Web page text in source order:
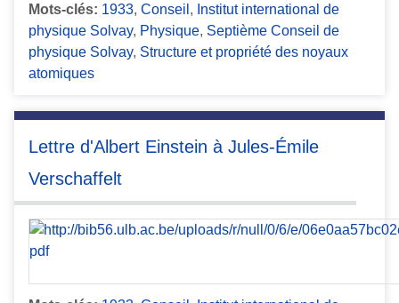
Mots-clés: 1933, Conseil , Institut international de
physique Solvay, Physique, Septième Conseil de
physique Solvay, Structure et propriété des noyaux
atomiques
Lettre d'Albert Einstein à Jules-Émile
Verschaffelt